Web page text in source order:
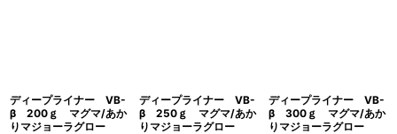
ディープライナー VB-
β 200ｇ マグマ/あか
りマジョーラグロー
ディープライナー VB-
β 250ｇ マグマ/あか
りマジョーラグロー
ディープライナー VB-
β 300ｇ マグマ/あか
りマジョーラグロー